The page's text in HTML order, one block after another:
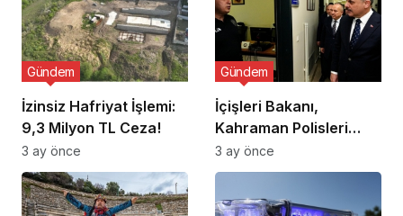
İzinsiz Hafriyat İşlemi:
9,3 Milyon TL Ceza!
Gündem
3 ay önce
İçişleri Bakanı,
Kahraman Polisleri
Ziyaret Etti
Gündem
3 ay önce